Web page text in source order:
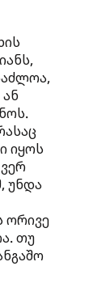
იყოს
უნდა
ორივე
თუ